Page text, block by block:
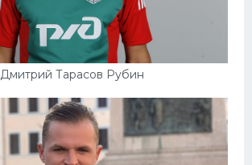
Дмитрий Тарасов Рубин